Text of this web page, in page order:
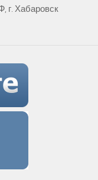
г. Хабаровск